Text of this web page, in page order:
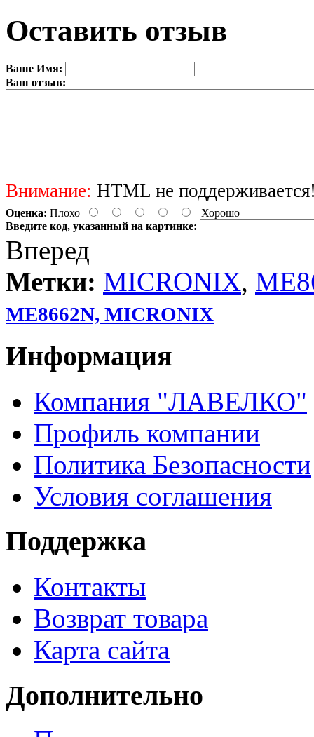
Оставить отзыв
Ваше Имя:
Ваш отзыв:
Внимание: HTML не
Оценка: Плохо
Хорошо
Введите код, указанный на картинке:
Вперед
Метки: MICRONIX,
ME8662N, MICRONIX
Информация
Компания "ЛАВЕЛКО"
Профиль компании
Политика Безопасности
Условия соглашения
Поддержка
Контакты
Возврат товара
Карта сайта
Дополнительно